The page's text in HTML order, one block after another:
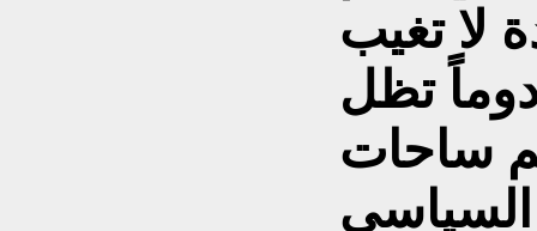
لا تغيب
تظل
ساحات